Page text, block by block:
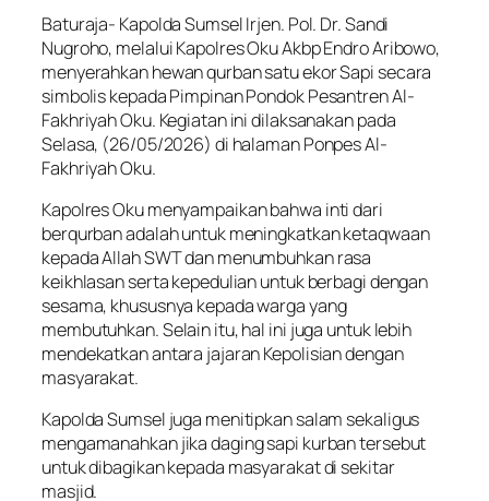
Baturaja- Kapolda Sumsel Irjen. Pol. Dr. Sandi
Nugroho, melalui Kapolres Oku Akbp Endro Aribowo,
menyerahkan hewan qurban satu ekor Sapi secara
simbolis kepada Pimpinan Pondok Pesantren Al-
Fakhriyah Oku. Kegiatan ini dilaksanakan pada
Selasa, (26/05/2026) di halaman Ponpes Al-
Fakhriyah Oku.
Kapolres Oku menyampaikan bahwa inti dari
berqurban adalah untuk meningkatkan ketaqwaan
kepada Allah SWT dan menumbuhkan rasa
keikhlasan serta kepedulian untuk berbagi dengan
sesama, khususnya kepada warga yang
membutuhkan. Selain itu, hal ini juga untuk lebih
mendekatkan antara jajaran Kepolisian dengan
masyarakat.
Kapolda Sumsel juga menitipkan salam sekaligus
mengamanahkan jika daging sapi kurban tersebut
untuk dibagikan kepada masyarakat di sekitar
masjid.